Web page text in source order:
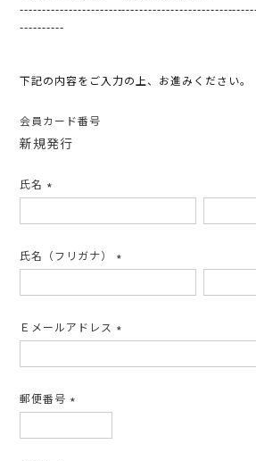
----------
下記の内容をご入力の上、お進みください。
会員カード番号
新規発行
氏名
須)
氏名（フリガナ）
須)
Ｅメールアドレス
須)
郵便番号
須)